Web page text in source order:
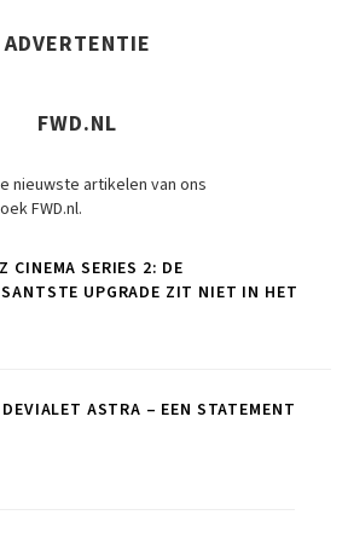
ADVERTENTIE
FWD.NL
nieuwste artikelen van ons
FWD.nl.
CINEMA SERIES 2: DE
UPGRADE ZIT NIET IN HET
ASTRA – EEN STATEMENT